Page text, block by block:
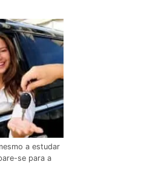
a estudar
se para a